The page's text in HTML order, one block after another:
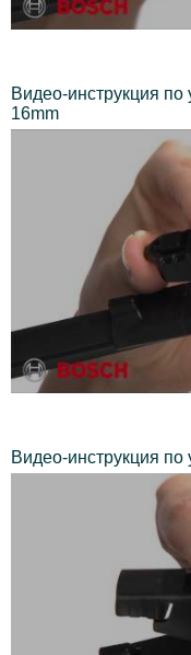
Видео-инструкция по
16mm
Видео-инструкция по